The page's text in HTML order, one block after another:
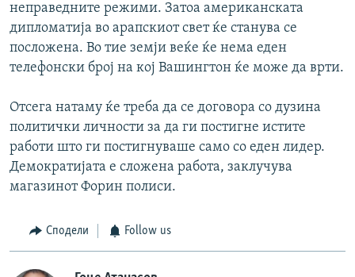
неправедните режими. Затоа американската
дипломатија во арапскиот свет ќе станува се
посложена. Во тие земји веќе ќе нема еден
телефонски број на кој Вашингтон ќе може да врти.
Отсега натаму ќе треба да се договора со дузина
политички личности за да ги постигне истите
работи што ги постигнуваше само со еден лидер.
Демократијата е сложена работа, заклучува
магазинот Форин полиси.
Сподели Follow us